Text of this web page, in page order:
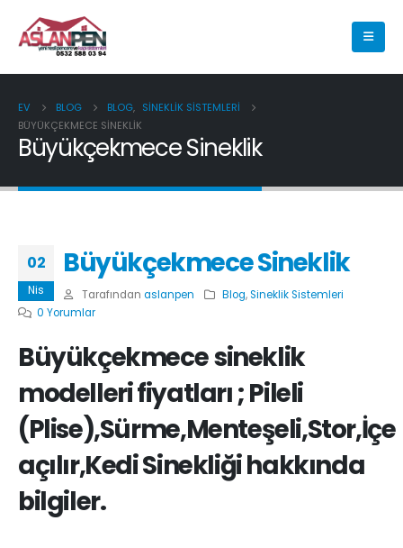
EV BLOG BLOG, SINEKLIK SISTEMLERI
BÜYÜKÇEKMECE SINEKLIK
Büyükçekmece Sineklik
02
Nis
Büyükçekmece Sineklik
Tarafından aslanpen Blog,Sineklik Sistemleri
0 Yorumlar
Büyükçekmecesineklik
modelleri fiyatları ; Pileli
(Plise),Sürme,Menteşeli,Stor,İçe
açılır,Kedi Sinekliği hakkında
bilgiler.